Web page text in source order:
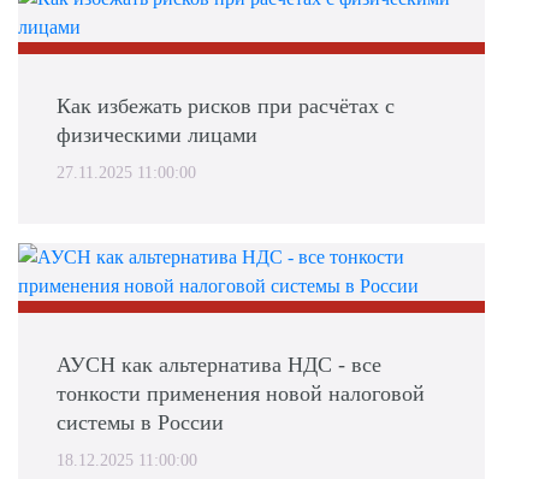
Как избежать рисков при расчётах с
физическими лицами
27.11.2025 11:00:00
АУСН как альтернатива НДС - все
тонкости применения новой налоговой
системы в России
18.12.2025 11:00:00